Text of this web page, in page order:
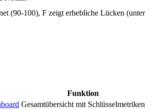
(90-100), F zeigt erhebliche Lücken (unter
Funktion
Gesamtübersicht mit Schlüsselmetriken